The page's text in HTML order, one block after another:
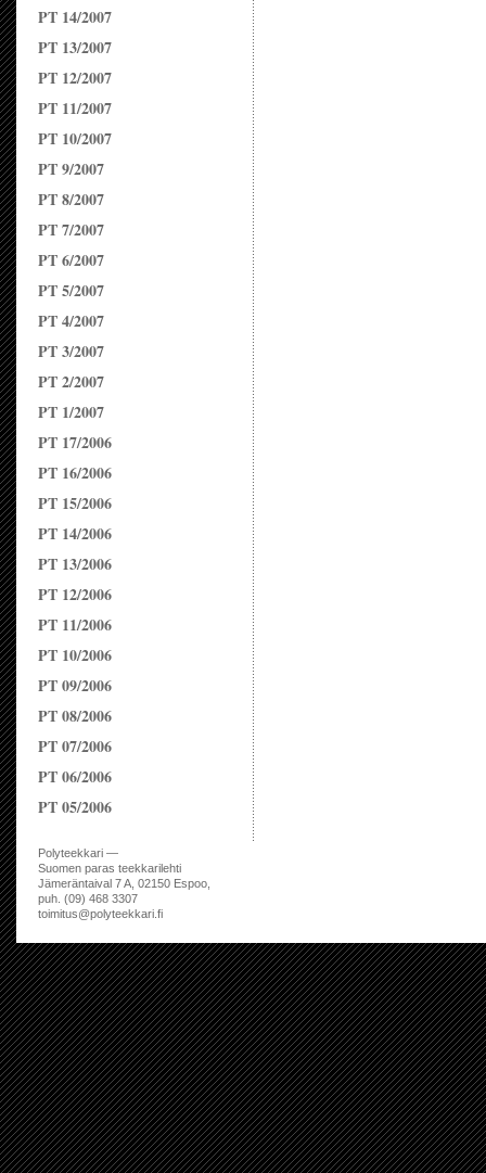
PT 14/2007
PT 13/2007
PT 12/2007
PT 11/2007
PT 10/2007
PT 9/2007
PT 8/2007
PT 7/2007
PT 6/2007
PT 5/2007
PT 4/2007
PT 3/2007
PT 2/2007
PT 1/2007
PT 17/2006
PT 16/2006
PT 15/2006
PT 14/2006
PT 13/2006
PT 12/2006
PT 11/2006
PT 10/2006
PT 09/2006
PT 08/2006
PT 07/2006
PT 06/2006
PT 05/2006
Polyteekkari —
Suomen paras teekkarilehti
Jämeräntaival 7 A, 02150 Espoo,
puh. (09) 468 3307
toimitus@polyteekkari.fi